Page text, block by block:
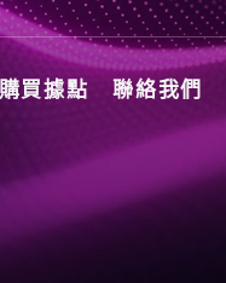
購買據點 聯絡我們